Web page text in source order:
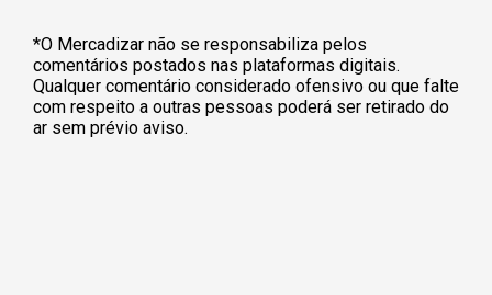
*O Mercadizar não se responsabiliza pelos
comentários postados nas plataformas digitais.
Qualquer comentário considerado ofensivo ou que falte
com respeito a outras pessoas poderá ser retirado do
ar sem prévio aviso.